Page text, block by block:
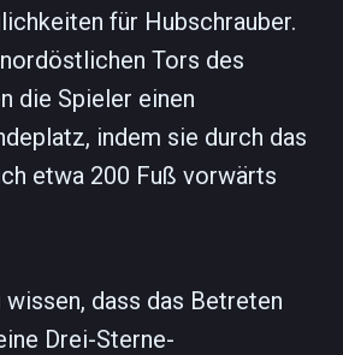
für Hubschrauber.
Tors des
die Spieler einen
indem sie durch das
etwa 200 Fuß vorwärts
dass das Betreten
Drei-Sterne-